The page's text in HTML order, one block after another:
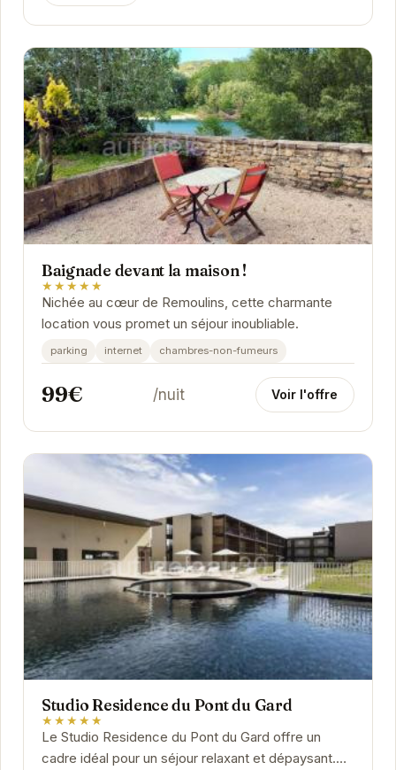
Baignade devant la maison !
★★★★★
Nichée au cœur de Remoulins, cette charmante
location vous promet un séjour inoubliable.
parking internet chambres-non-fumeurs
99€ /nuit Voir l'offre
Studio Residence du Pont du Gard
★★★★★
Le Studio Residence du Pont du Gard offre un
cadre idéal pour un séjour relaxant et dépaysant.